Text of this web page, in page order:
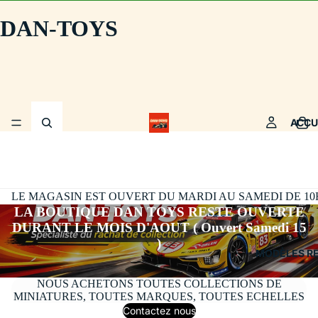
DAN-TOYS
MODÈLES
LE MAGASIN EST OUVERT DU MARDI AU SAMEDI DE
LA BOUTIQUE DAN TOYS RESTE OUVERTE
DURANT LE MOIS D'AOUT ( Ouvert Samedi 15
)
NOUS ACHETONS TOUTES COLLECTIONS DE
MINIATURES, TOUTES MARQUES, TOUTES ECHELLES
Contactez nous